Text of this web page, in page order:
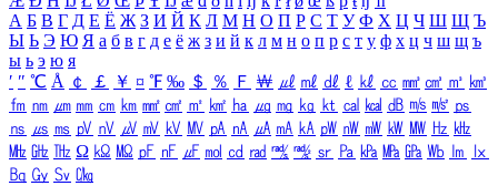
А Б В Г Д Е Ё Ж З И Й К Л М Н О П Р С Т У Ф Х Ц Ч Ш Щ Ъ
Ы Ь Э Ю Я а б в г д е ё ж з и й к л м н о п р с т у ф х ц ч ш щ ъ
ы ь э ю я
′ ″ ℃ Å ￠ ￡ ￥ ¤ ℉ ‰ ＄ ％ Ｆ ￦ ㎕ ㎖ ㎗ ℓ ㎘ ㏄ ㎣ ㎤ ㎥ ㎦
㎙ ㎚ ㎛ ㎜ ㎝ ㎞ ㎟ ㎠ ㎡ ㎢ ㏊ ㎍ ㎎ ㎏ ㏏ ㎈ ㎉ ㏈ ㎧ ㎨ ㎰
㎱ ㎲ ㎳ ㎴ ㎵ ㎶ ㎷ ㎸ ㎹ ㎀ ㎁ ㎂ ㎃ ㎄ ㎺ ㎻ ㎽ ㎾ ㎿ ㎐ ㎑
㎒ ㎓ ㎔ Ω ㏀ ㏁ ㎊ ㎋ ㎌ ㏖ ㏅ ㎭ ㎮ ㎯ ㏛ ㎩ ㎪ ㎫ ㎬ ㏝ ㏐
㏓
㏃ ㏉ ㏜ ㏆